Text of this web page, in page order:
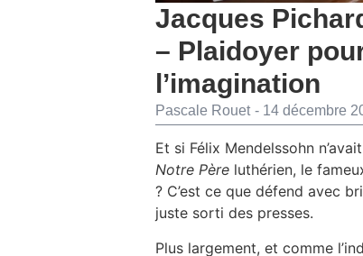
Jacques
– Plaidoyer
l’imagination
Pascale Rouet - 14 décembre
Et si Félix Mendelssohn
Notre Père luthérien, le
? C’est ce que défend avec
juste sorti des presses.
Plus largement, et comme